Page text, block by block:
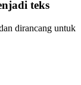
teks
dirancang untuk